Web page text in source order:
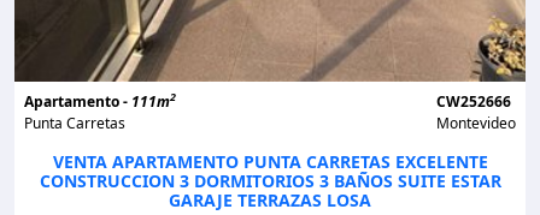
Apartamento - 111m2
Punta Carretas
CW252666
Montevideo
VENTA APARTAMENTO PUNTA CARRETAS EXCELENTE
CONSTRUCCION 3 DORMITORIOS 3 BAÑOS SUITE ESTAR
GARAJE TERRAZAS LOSA